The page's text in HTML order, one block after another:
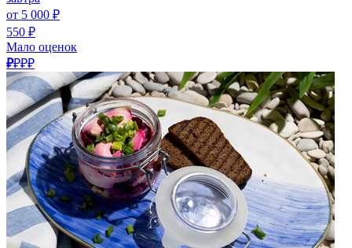
от 5 000 ₽
550 ₽
Мало оценок
₽₽₽₽